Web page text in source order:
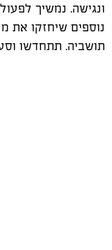
ונגישה. נמשיך
נוספים שיחזקו את
תושביה. תתחדשו